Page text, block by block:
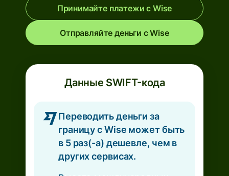
Принимайте платежи с Wise
Отправляйте деньги с Wise
Данные SWIFT-кода
Переводить деньги за
границу с Wise может быть
в 5 раз(-а) дешевле, чем в
других сервисах.